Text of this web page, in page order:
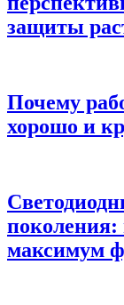
защиты
Почему
хорошо и
максимум